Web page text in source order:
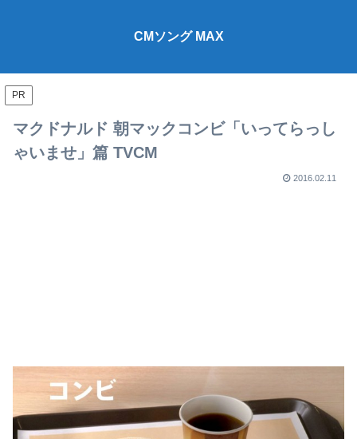
CMソング MAX
PR
マクドナルド 朝マックコンビ「いってらっし
ゃいませ」篇 TVCM
2016.02.11